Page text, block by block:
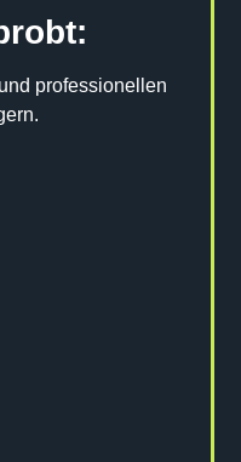
professionellen